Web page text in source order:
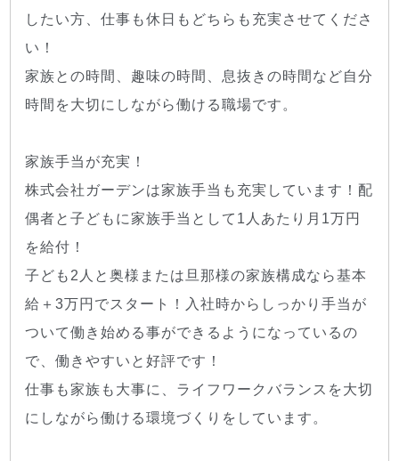
したい方、仕事も休日もどちらも充実させてくださ
い！
家族との時間、趣味の時間、息抜きの時間など自分
時間を大切にしながら働ける職場です。
家族手当が充実！
株式会社ガーデンは家族手当も充実しています！配
偶者と子どもに家族手当として1人あたり月1万円
を給付！
子ども2人と奥様または旦那様の家族構成なら基本
給＋3万円でスタート！入社時からしっかり手当が
ついて働き始める事ができるようになっているの
で、働きやすいと好評です！
仕事も家族も大事に、ライフワークバランスを大切
にしながら働ける環境づくりをしています。